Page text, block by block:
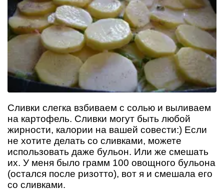
Сливки слегка взбиваем с солью и выливаем
на картофель. Сливки могут быть любой
жирности, калории на вашей совести:) Если
не хотите делать со сливками, можете
использовать даже бульон. Или же смешать
их. У меня было грамм 100 овощного бульона
(остался после ризотто), вот я и смешала его
со сливками.